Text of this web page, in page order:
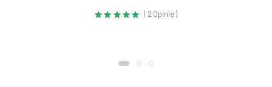
( 2 Opinie )